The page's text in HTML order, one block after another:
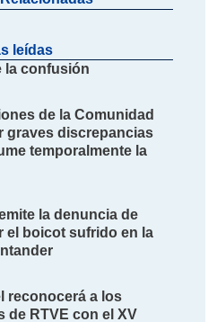
leídas
la confusión
de la Comunidad
graves discrepancias
temporalmente la
la denuncia de
el boicot sufrido en la
reconocerá a los
de RTVE con el XV